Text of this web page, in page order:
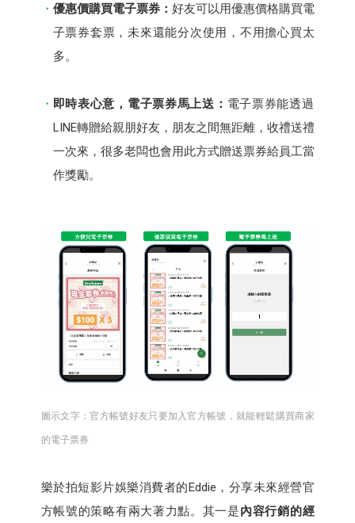
優惠價購買電子票券： 好友可以用優惠價格購買電
子票券套票，未來還能分次使用，不用擔心買太
多。
即時表心意，電子票券馬上送： 電子票券能透過
LINE轉贈給親朋好友，朋友之間無距離，收禮送禮
一次來，很多老闆也會用此方式贈送票券給員工當
作獎勵。
圖示文字：官方帳號好友只要加入官方帳號，就能輕鬆購買商家
的電子票券
樂於拍短影片娛樂消費者的Eddie，分享未來經營官
方帳號的策略有兩大著力點。其一是內容行銷的經